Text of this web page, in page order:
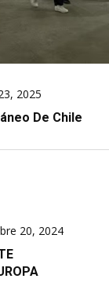
2025
De Chile
20, 2024